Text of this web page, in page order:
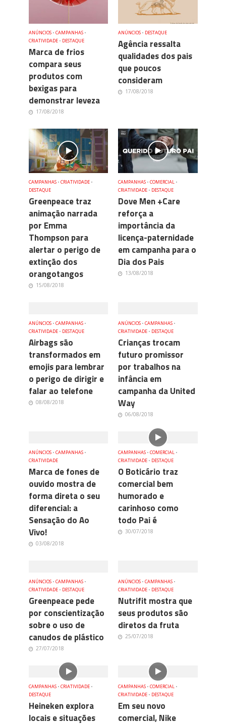
ANÚNCIOS • CAMPANHAS •
CRIATIVIDADE • DESTAQUE
Marca de frios
compara seus
produtos com
bexigas para
demonstrar leveza
17/08/2018
ANÚNCIOS • DESTAQUE
Agência ressalta
qualidades dos pais
que poucos
consideram
17/08/2018
CAMPANHAS • CRIATIVIDADE •
DESTAQUE
Greenpeace traz
animação narrada
por Emma
Thompson para
alertar o perigo de
extinção dos
orangotangos
15/08/2018
CAMPANHAS • COMERCIAL •
CRIATIVIDADE • DESTAQUE
Dove Men +Care
reforça a
importância da
licença-paternidade
em campanha para o
Dia dos Pais
13/08/2018
ANÚNCIOS • CAMPANHAS •
CRIATIVIDADE • DESTAQUE
Airbags são
transformados em
emojis para lembrar
o perigo de dirigir e
falar ao telefone
08/08/2018
ANÚNCIOS • CAMPANHAS •
CRIATIVIDADE • DESTAQUE
Crianças trocam
futuro promissor
por trabalhos na
infância em
campanha da United
Way
06/08/2018
ANÚNCIOS • CAMPANHAS •
CRIATIVIDADE
Marca de fones de
ouvido mostra de
forma direta o seu
diferencial: a
Sensação do Ao
Vivo!
03/08/2018
CAMPANHAS • COMERCIAL •
CRIATIVIDADE • DESTAQUE
O Boticário traz
comercial bem
humorado e
carinhoso como
todo Pai é
30/07/2018
ANÚNCIOS • CAMPANHAS •
CRIATIVIDADE • DESTAQUE
Greenpeace pede
por conscientização
sobre o uso de
canudos de plástico
27/07/2018
ANÚNCIOS • CAMPANHAS •
CRIATIVIDADE • DESTAQUE
Nutrifit mostra que
seus produtos são
diretos da fruta
25/07/2018
CAMPANHAS • CRIATIVIDADE •
DESTAQUE
Heineken explora
locais e situações
CAMPANHAS • COMERCIAL •
CRIATIVIDADE • DESTAQUE
Em seu novo
comercial, Nike